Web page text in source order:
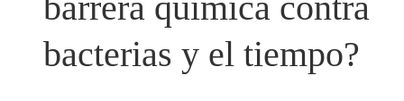
bacterias y el tiempo?